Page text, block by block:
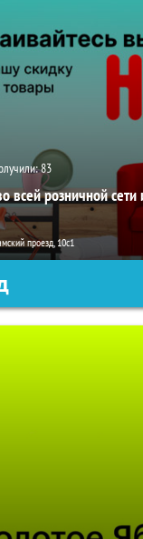
83
розничной сети
проезд, 10с1